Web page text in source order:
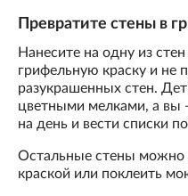
Превратите стены в
Нанесите на одну из
грифельную краску и не
разукрашенных стен.
цветными мелками, а вы
на день и вести списки
Остальные стены можно
краской или поклеить